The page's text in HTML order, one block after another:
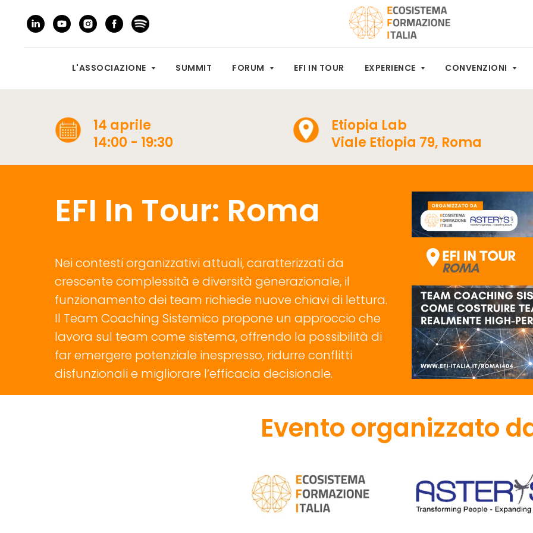
L'ASSOCIAZIONE SUMMIT FORUM EFI IN TOUR EXPERIENCE CONVENZIONI
14 aprile
14:00 - 19:30
Etiopia Lab
Viale Etiopia 79, Roma
EFI In Tour: Roma
Nei contesti organizzativi attuali, caratterizzati da
crescente complessità e diversità generazionale, il
funzionamento dei team richiede nuove chiavi di lettura.
Il Team Coaching Sistemico propone un approccio che
lavora sul team come sistema, offrendo la possibilità di
far emergere potenziale inespresso, ridurre conflitti
disfunzionali e migliorare l’efficacia decisionale.
Evento organizzato